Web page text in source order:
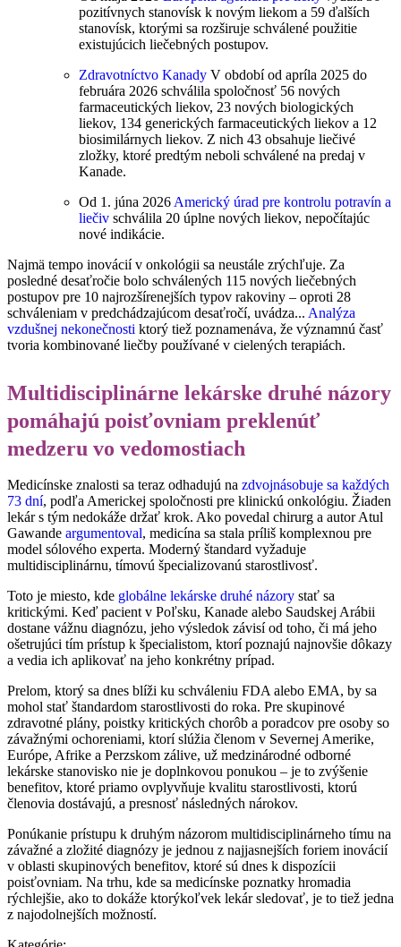
pozitívnych stanovísk k novým liekom a 59 ďalších
stanovísk, ktorými sa rozširuje schválené použitie
existujúcich liečebných postupov.
Zdravotníctvo Kanady V období od apríla 2025 do
februára 2026 schválila spoločnosť 56 nových
farmaceutických liekov, 23 nových biologických
liekov, 134 generických farmaceutických liekov a 12
biosimilárnych liekov. Z nich 43 obsahuje liečivé
zložky, ktoré predtým neboli schválené na predaj v
Kanade.
Od 1. júna 2026 Americký úrad pre kontrolu potravín a
liečiv schválila 20 úplne nových liekov, nepočítajúc
nové indikácie.
Najmä tempo inovácií v onkológii sa neustále zrýchľuje. Za
posledné desaťročie bolo schválených 115 nových liečebných
postupov pre 10 najrozšírenejších typov rakoviny – oproti 28
schváleniam v predchádzajúcom desaťročí, uvádza... Analýza
vzdušnej nekonečnosti ktorý tiež poznamenáva, že významnú časť
tvoria kombinované liečby používané v cielených terapiách.
Multidisciplinárne lekárske druhé názory
pomáhajú poisťovniam preklenúť
medzeru vo vedomostiach
Medicínske znalosti sa teraz odhadujú na zdvojnásobuje sa každých
73 dní, podľa Americkej spoločnosti pre klinickú onkológiu. Žiaden
lekár s tým nedokáže držať krok. Ako povedal chirurg a autor Atul
Gawande argumentoval, medicína sa stala príliš komplexnou pre
model sólového experta. Moderný štandard vyžaduje
multidisciplinárnu, tímovú špecializovanú starostlivosť.
Toto je miesto, kde globálne lekárske druhé názory stať sa
kritickými. Keď pacient v Poľsku, Kanade alebo Saudskej Arábii
dostane vážnu diagnózu, jeho výsledok závisí od toho, či má jeho
ošetrujúci tím prístup k špecialistom, ktorí poznajú najnovšie dôkazy
a vedia ich aplikovať na jeho konkrétny prípad.
Prelom, ktorý sa dnes blíži ku schváleniu FDA alebo EMA, by sa
mohol stať štandardom starostlivosti do roka. Pre skupinové
zdravotné plány, poistky kritických chorôb a poradcov pre osoby so
závažnými ochoreniami, ktorí slúžia členom v Severnej Amerike,
Európe, Afrike a Perzskom zálive, už medzinárodné odborné
lekárske stanovisko nie je doplnkovou ponukou – je to zvýšenie
benefitov, ktoré priamo ovplyvňuje kvalitu starostlivosti, ktorú
členovia dostávajú, a presnosť následných nárokov.
Ponúkanie prístupu k druhým názorom multidisciplinárneho tímu na
závažné a zložité diagnózy je jednou z najjasnejších foriem inovácií
v oblasti skupinových benefitov, ktoré sú dnes k dispozícii
poisťovniam. Na trhu, kde sa medicínske poznatky hromadia
rýchlejšie, ako to dokáže ktorýkoľvek lekár sledovať, je to tiež jedna
z najodolnejších možností.